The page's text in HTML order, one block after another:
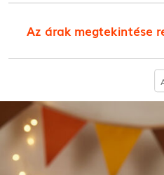
Az árak megtekintése